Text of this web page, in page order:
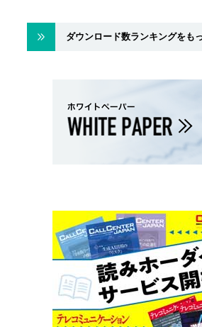
ダウンロード数ランキングをも